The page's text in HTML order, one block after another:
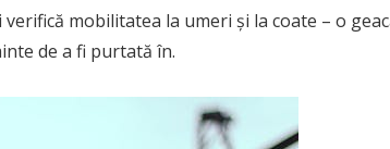
mobilitatea la umeri și la coate – o
de a fi purtată în.